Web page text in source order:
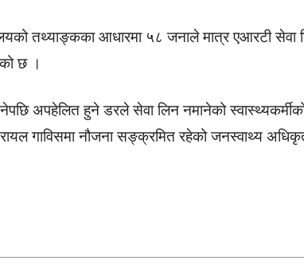
तथ्याङ्कका आधारमा ५८ जनाले मात्र एआरटी सेवा
छ ।
अपहेलित हुने डरले सेवा लिन नमानेको
गाविसमा नौजना सङ्क्रमित रहेको जनस्वाथ्य